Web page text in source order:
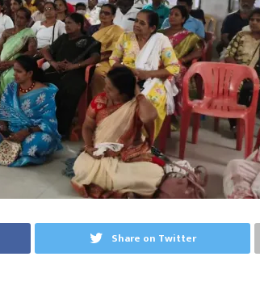
Share on Twitter